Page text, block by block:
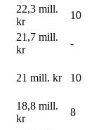
22,3 mill.
kr
10
21,7 mill.
kr
-
21 mill. kr 10
18,8 mill.
kr
8